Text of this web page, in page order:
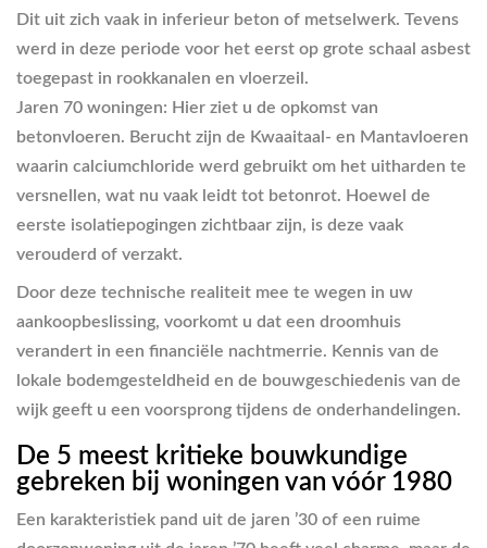
Dit uit zich vaak in inferieur beton of metselwerk. Tevens
werd in deze periode voor het eerst op grote schaal asbest
toegepast in rookkanalen en vloerzeil.
Jaren 70 woningen: Hier ziet u de opkomst van
betonvloeren. Berucht zijn de Kwaaitaal- en Mantavloeren
waarin calciumchloride werd gebruikt om het uitharden te
versnellen, wat nu vaak leidt tot betonrot. Hoewel de
eerste isolatiepogingen zichtbaar zijn, is deze vaak
verouderd of verzakt.
Door deze technische realiteit mee te wegen in uw
aankoopbeslissing, voorkomt u dat een droomhuis
verandert in een financiële nachtmerrie. Kennis van de
lokale bodemgesteldheid en de bouwgeschiedenis van de
wijk geeft u een voorsprong tijdens de onderhandelingen.
De 5 meest kritieke bouwkundige
gebreken bij woningen van vóór 1980
Een karakteristiek pand uit de jaren ’30 of een ruime